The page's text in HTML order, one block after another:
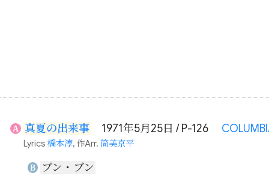
A 真夏の出来事 1971年5月25日 / P-126
Lyrics 橋本淳, 作Arr. 筒美京平
B ブン・ブン